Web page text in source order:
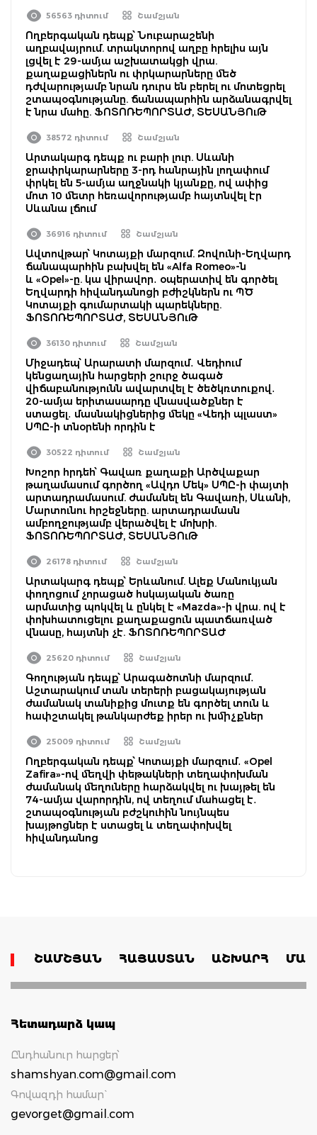
56563 դիտում Շամշյան
Ողբերգական դեպք՝ Նուբարաշենի
աղբավայրում. տրակտորով աղբը հրելիս այն
լցվել է 29-ամյա աշխատակցի վրա.
քաղաքացիներն ու փրկարարները մեծ
դժվարությամբ նրան դուրս են բերել ու մոտեցրել
շտապօգնությանը. ճանապարհին արձանագրվել
է նրա մահը. ՖՈՏՈՌԵՊՈՐՏԱԺ, ՏԵՍԱՆՅՈւԹ
38572 դիտում Շամշյան
Արտակարգ դեպք ու բարի լուր. Սևանի
ջրափրկարարները 3-րդ հանրային լողափում
փրկել են 5-ամյա աղջնակի կյանքը, ով ափից
մոտ 10 մետր հեռավորությամբ հայտնվել էր
Սևանա լճում
36916 դիտում Շամշյան
Ավտովթար՝ Կոտայքի մարզում. Զովունի-Եղվարդ
ճանապարհին բախվել են «Alfa Romeo»-ն
և «Opel»-ը. կա վիրավոր․ օպերատիվ են գործել
Եղվարդի հիվանդանոցի բժիշկներն ու ՊԾ
Կոտայքի գումարտակի պարեկները.
ՖՈՏՈՌԵՊՈՐՏԱԺ, ՏԵՍԱՆՅՈւԹ
36130 դիտում Շամշյան
Միջադեպ՝ Արարատի մարզում․ Վեդիում
կենցաղային հարցերի շուրջ ծագած
վիճաբանությունն ավարտվել է ծեծկռտուքով․
20-ամյա երիտասարդը վնասվածքներ է
ստացել․ մասնակիցներից մեկը «Վեդի պլաստ»
ՍՊԸ-ի տնօրենի որդին է
30522 դիտում Շամշյան
Խոշոր հրդեհ՝ Գավառ քաղաքի Արծվաքար
թաղամասում գործող «Ավդո Մեկ» ՍՊԸ-ի փայտի
արտադրամասում. ժամանել են Գավառի, Սևանի,
Մարտունու հրշեջները. արտադրամասն
ամբողջությամբ վերածվել է մոխրի.
ՖՈՏՈՌԵՊՈՐՏԱԺ, ՏԵՍԱՆՅՈւԹ
26178 դիտում Շամշյան
Արտակարգ դեպք՝ Երևանում. Ալեք Մանուկյան
փողոցում չորացած հսկայական ծառը
արմատից պոկվել և ընկել է «Mazda»-ի վրա. ով է
փոխհատուցելու քաղաքացուն պատճառված
վնասը, հայտնի չէ. ՖՈՏՈՌԵՊՈՐՏԱԺ
25620 դիտում Շամշյան
Գողության դեպք՝ Արագածոտնի մարզում․
Աշտարակում տան տերերի բացակայության
ժամանակ տանիքից մուտք են գործել տուն և
հափշտակել թանկարժեք իրեր ու խմիչքներ
25009 դիտում Շամշյան
Ողբերգական դեպք՝ Կոտայքի մարզում․ «Opel
Zafira»-ով մեղվի փեթակների տեղափոխման
ժամանակ մեղուները հարձակվել ու խայթել են
74-ամյա վարորդին, ով տեղում մահացել է․
շտապօգնության բժշկուհին նույնպես
խայթոցներ է ստացել և տեղափոխվել
հիվանդանոց
ՇԱՄՇՅԱՆ ՀԱՅԱՍՏԱՆ ԱՇԽԱՐՀ
Հետադարձ կապ
Ընդհանուր հարցեր՝
shamshyan.com@gmail.com
Գովազդի համար`
gevorget@gmail.com